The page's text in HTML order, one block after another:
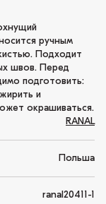
ручным
Подходит
швов. Перед
подготовить:
и
окрашиваться.
RANAL
Польша
ranal20411-1